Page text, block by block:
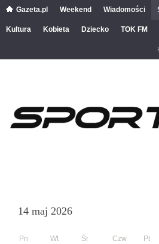
Gazeta.pl Weekend Wiadomości
Kultura Kobieta Dziecko TOK FM
14 maj 2026
Pn Wt Śr Czw Pt